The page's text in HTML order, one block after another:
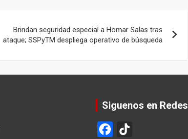
Brindan seguridad especial a Homar Salas tras
ataque; SSPyTM despliega operativo de búsqueda
Siguenos en Redes
F